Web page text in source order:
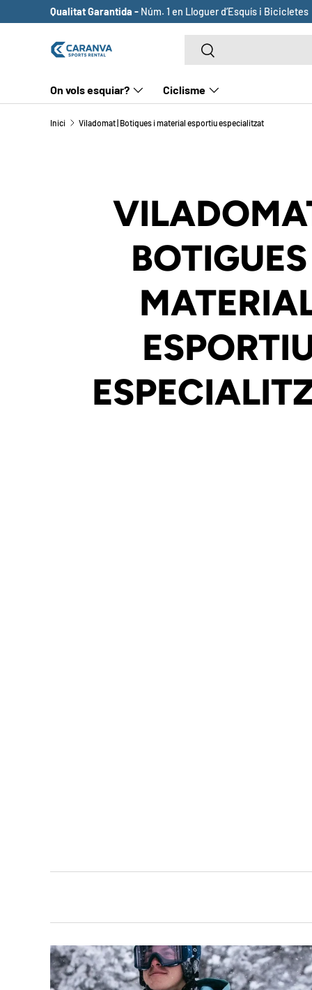
ANAR AL CONTINGUT
Qualitat Garantida - Núm. 1 en Lloguer d’Esquís i Bicicletes
CercaCerca
On vols esquiar? Ciclisme
Inici Viladomat | Botigues i material esportiu especialitzat